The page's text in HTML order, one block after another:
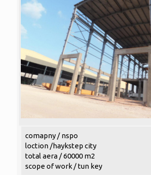
comapny / nspo
loction /haykstep city
total aera / 60000 m2
scope of work / tun key